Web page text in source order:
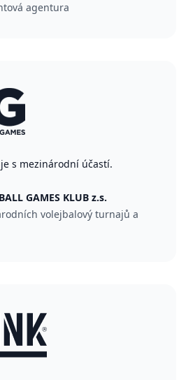
agentura
s mezinárodní účastí.
GAMES KLUB z.s.
volejbalový turnajů a